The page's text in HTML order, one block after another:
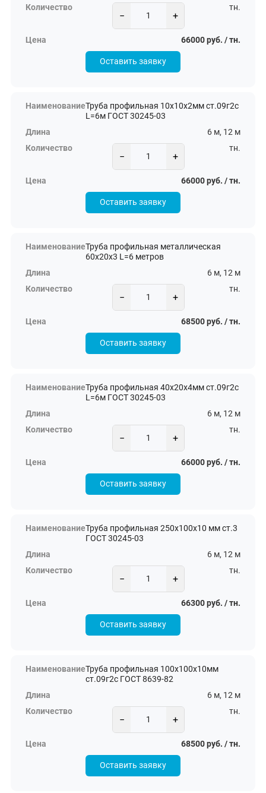
− +
тн.
66000 руб. / тн.
Оставить заявку
Труба профильная 10х10х2мм ст.09г2с
L=6м ГОСТ 30245-03
6 м, 12 м
− +
тн.
66000 руб. / тн.
Оставить заявку
Труба профильная металлическая
60х20х3 L=6 метров
6 м, 12 м
− +
тн.
68500 руб. / тн.
Оставить заявку
Труба профильная 40х20х4мм ст.09г2с
L=6м ГОСТ 30245-03
6 м, 12 м
− +
тн.
66000 руб. / тн.
Оставить заявку
Труба профильная 250х100х10 мм ст.3
ГОСТ 30245-03
6 м, 12 м
− +
тн.
66300 руб. / тн.
Оставить заявку
Труба профильная 100х100х10мм
ст.09г2с ГОСТ 8639-82
6 м, 12 м
− +
тн.
68500 руб. / тн.
Оставить заявку